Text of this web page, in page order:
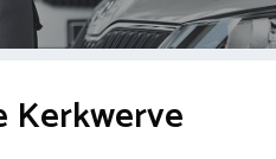
Kerkwerve